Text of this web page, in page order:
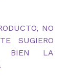
NO
SUGIERO
BIEN LA